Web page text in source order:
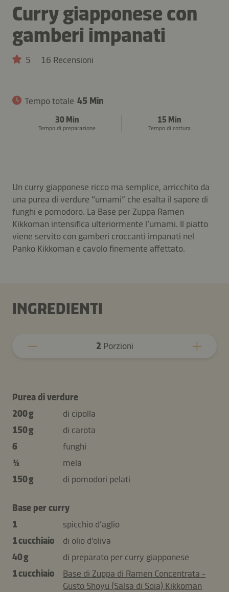
Curry giapponese con
gamberi impanati
5 16 Recensioni
Tempo totale 45 Min
30 Min
Tempo di preparazione
15 Min
Tempo di cottura
Un curry giapponese ricco ma semplice, arricchito da
una purea di verdure “umami” che esalta il sapore di
funghi e pomodoro. La Base per Zuppa Ramen
Kikkoman intensifica ulteriormente l’umami. Il piatto
viene servito con gamberi croccanti impanati nel
Panko Kikkoman e cavolo finemente affettato.
INGREDIENTI
2 Porzioni
Purea di verdure
200 g
di cipolla
150 g
di carota
6
funghi
½
mela
150 g
di pomodori pelati
Base per curry
1
spicchio d’aglio
1 cucchiaio
di olio d’oliva
40 g
di preparato per curry giapponese
1 cucchiaio
Base di Zuppa di Ramen Concentrata -
Gusto Shoyu (Salsa di Soia) Kikkoman